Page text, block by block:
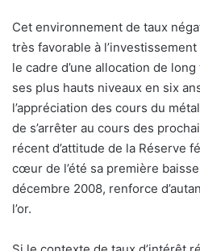
Cet environnement de taux
très favorable à
le cadre d’une allocation de long
ses plus hauts niveaux en six
l’appréciation des cours du
de s’arrêter au cours des
récent d’attitude de la Réserve
cœur de l’été sa première
décembre 2008, renforce
l’or.